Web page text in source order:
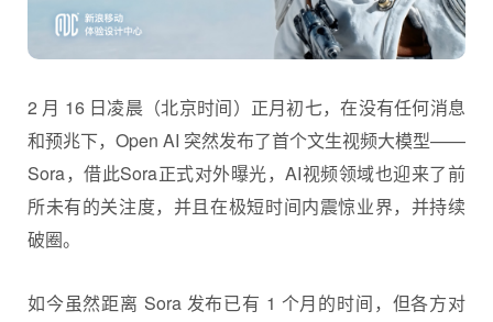
2 月 16 日凌晨（北京时间）正月初七，在没有任何消息
和预兆下，Open AI 突然发布了首个文生视频大模型——
Sora，借此Sora正式对外曝光，AI视频领域也迎来了前
所未有的关注度，并且在极短时间内震惊业界，并持续
破圈。
如今虽然距离 Sora 发布已有 1 个月的时间，但各方对